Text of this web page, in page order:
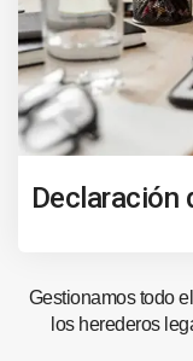
Declaración
Gestionamos todo
los herederos